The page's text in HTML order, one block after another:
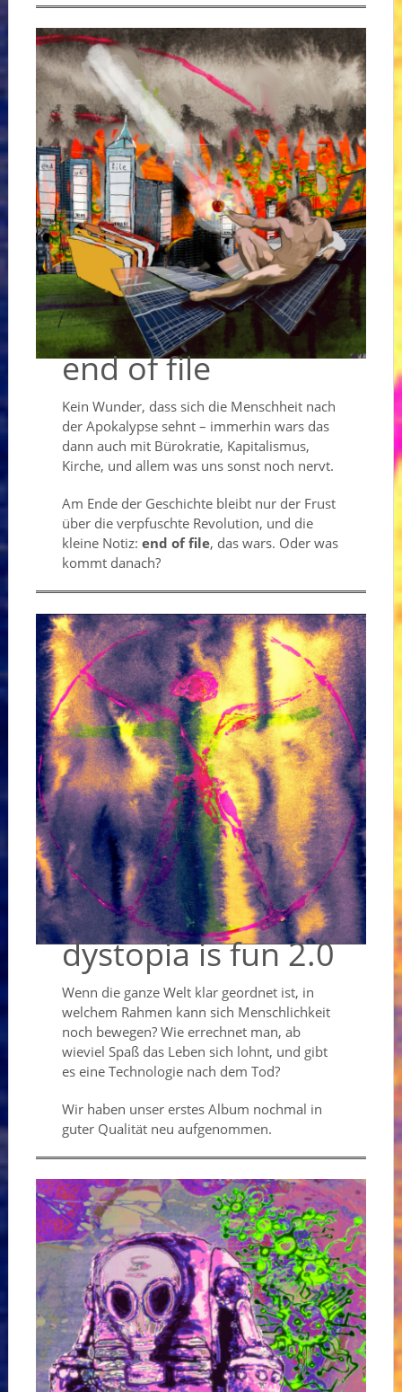
end of file
Kein Wunder, dass sich die Menschheit nach
der Apokalypse sehnt – immerhin wars das
dann auch mit Bürokratie, Kapitalismus,
Kirche, und allem was uns sonst noch nervt.
Am Ende der Geschichte bleibt nur der Frust
über die verpfuschte Revolution, und die
kleine Notiz:end of file, das wars. Oder was
kommt danach?
dystopia is fun 2.0
Wenn die ganze Welt klar geordnet ist, in
welchem Rahmen kann sich Menschlichkeit
noch bewegen? Wie errechnet man, ab
wieviel Spaß das Leben sich lohnt, und gibt
es eine Technologie nach dem Tod?
Wir haben unser erstes Album nochmal in
guter Qualität neu aufgenommen.